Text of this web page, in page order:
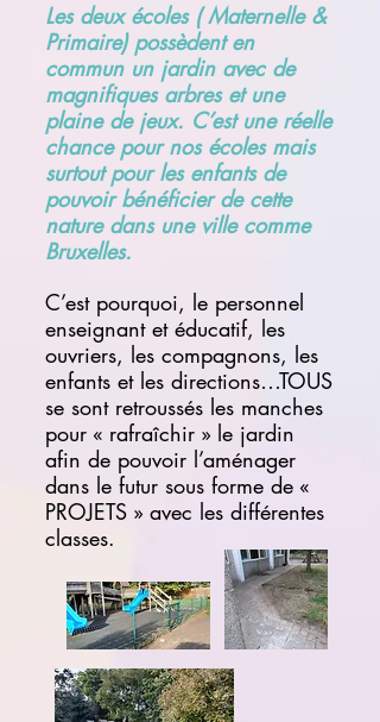
Les deux écoles ( Maternelle &
Primaire) possèdent en
commun un jardin avec de
magnifiques arbres et une
plaine de jeux. C’est une réelle
chance pour nos écoles mais
surtout pour les enfants de
pouvoir bénéficier de cette
nature dans une ville comme
Bruxelles.
C’est pourquoi, le personnel
enseignant et éducatif, les
ouvriers, les compagnons, les
enfants et les directions…TOUS
se sont retroussés les manches
pour « rafraîchir » le jardin
afin de pouvoir l’aménager
dans le futur sous forme de «
PROJETS » avec les différentes
classes.